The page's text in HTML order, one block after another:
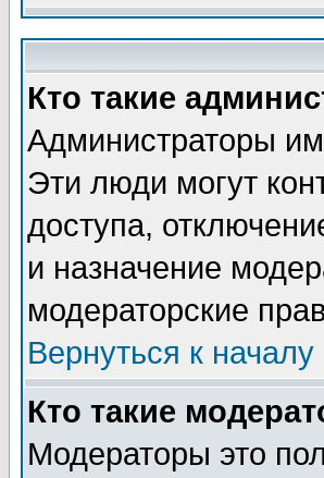
Кто такие
Администраторы
Эти люди могут
доступа,
и назначение
модераторские
Вернуться к началу
Кто такие
Модераторы это